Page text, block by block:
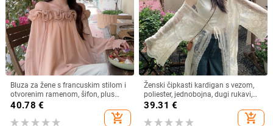
Bluza za žene s francuskim stilom i
otvorenim ramenom, šifon, plus
veličina, dugi rukav
40.78 €
add_shopping_cart
Ženski čipkasti kardigan s vezom,
poliester, jednobojna, dugi rukavi,
dugi kroj
39.31 €
add_shopping_cart